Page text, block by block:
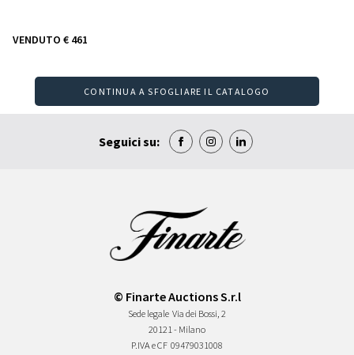
VENDUTO € 461
CONTINUA A SFOGLIARE IL CATALOGO
Seguici su:
© Finarte Auctions S.r.l
Sede legale Via dei Bossi, 2
20121 - Milano
P.IVA e CF 09479031008